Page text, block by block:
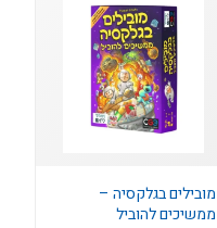
מובילים בגלקסיה –
ממשיכים להוביל